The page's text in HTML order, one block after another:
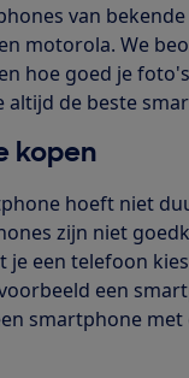
van
motorola. We
hoe goed je
altijd de beste
kopen
hoeft niet
zijn niet
je een telefoon
een
smartphone met